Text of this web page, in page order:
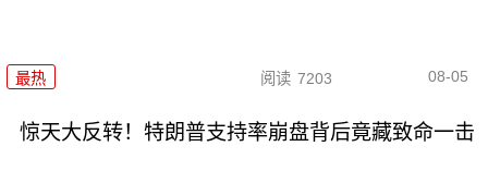
最热 阅读 7203 08-05
惊天大反转！特朗普支持率崩盘背后竟藏致命一击